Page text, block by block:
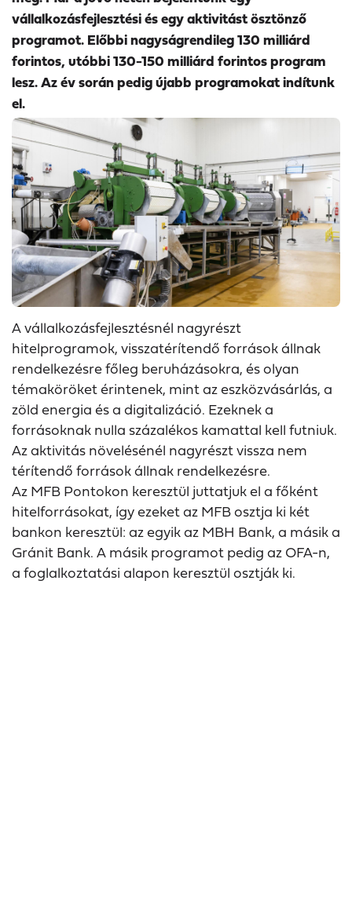
vállalkozásfejlesztési és egy aktivitást ösztönző
programot. Előbbi nagyságrendileg 130 milliárd
forintos, utóbbi 130-150 milliárd forintos program
lesz. Az év során pedig újabb programokat indítunk
el.
A vállalkozásfejlesztésnél nagyrészt
hitelprogramok, visszatérítendő források állnak
rendelkezésre főleg beruházásokra, és olyan
témaköröket érintenek, mint az eszközvásárlás, a
zöld energia és a digitalizáció. Ezeknek a
forrásoknak nulla százalékos kamattal kell futniuk.
Az aktivitás növelésénél nagyrészt vissza nem
térítendő források állnak rendelkezésre.
Az MFB Pontokon keresztül juttatjuk el a főként
hitelforrásokat, így ezeket az MFB osztja ki két
bankon keresztül: az egyik az MBH Bank, a másik a
Gránit Bank. A másik programot pedig az OFA-n,
a foglalkoztatási alapon keresztül osztják ki.